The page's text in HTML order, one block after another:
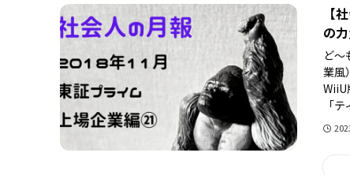
【
の
ど～
業風
WiiU
「